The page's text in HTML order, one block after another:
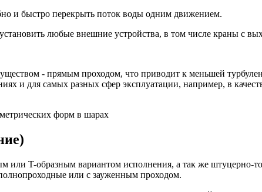
и быстро перекрыть поток воды одним движением.
любые внешние устройства, в том числе краны с
- прямым проходом, что приводит к меньшей
и для самых разных сфер эксплуатации, например, в
форм в шарах
или T-образным вариантом исполнения, а так же штуцерно-
или с зауженным проходом.